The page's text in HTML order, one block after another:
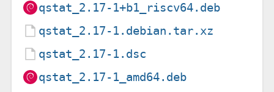
qstat_2.17-1+b1_riscv64.deb
qstat_2.17-1.debian.tar.xz
qstat_2.17-1.dsc
qstat_2.17-1_amd64.deb